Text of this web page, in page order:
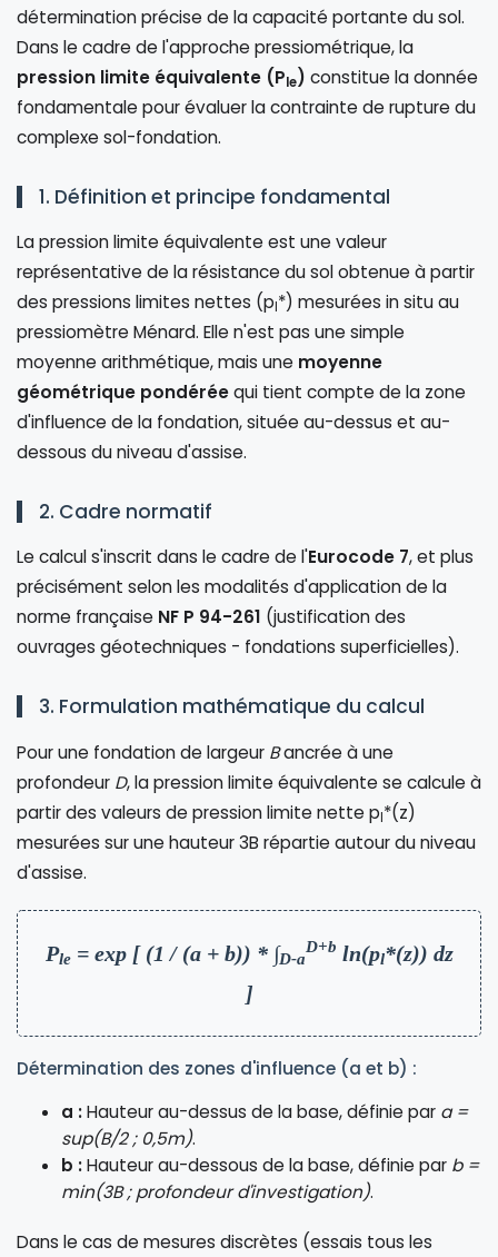
détermination précise de la capacité portante du sol.
Dans le cadre de l'approche pressiométrique, la
pression limite équivalente (Ple) constitue la donnée
fondamentale pour évaluer la contrainte de rupture du
complexe sol-fondation.
1. Définition et principe fondamental
La pression limite équivalente est une valeur
représentative de la résistance du sol obtenue à partir
des pressions limites nettes (pl*) mesurées in situ au
pressiomètre Ménard. Elle n'est pas une simple
moyenne arithmétique, mais une moyenne
géométrique pondéréequi tient compte de la zone
d'influence de la fondation, située au-dessus et au-
dessous du niveau d'assise.
2. Cadre normatif
Le calcul s'inscrit dans le cadre de l'Eurocode 7, et plus
précisément selon les modalités d'application de la
norme française NF P 94-261 (justification des
ouvrages géotechniques - fondations superficielles).
3. Formulation mathématique du calcul
Pour une fondation de largeur Bancrée à une
profondeur D, la pression limite équivalente se calcule à
partir des valeurs de pression limite nette pl*(z)
mesurées sur une hauteur 3B répartie autour du niveau
d'assise.
Ple= exp [ (1 / (a + b)) * ∫D-a
D+b ln(pl*(z)) dz
]
Détermination des zones d'influence (a et b) :
a :Hauteur au-dessus de la base, définie par a =
sup(B/2 ; 0,5m).
b :Hauteur au-dessous de la base, définie par b =
min(3B ; profondeur d'investigation).
Dans le cas de mesures discrètes (essais tous les